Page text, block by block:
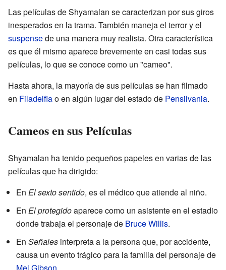
Las películas de Shyamalan se caracterizan por sus giros
inesperados en la trama. También maneja el terror y el
suspensede una manera muy realista. Otra característica
es que él mismo aparece brevemente en casi todas sus
películas, lo que se conoce como un "cameo".
Hasta ahora, la mayoría de sus películas se han filmado
en Filadelfiao en algún lugar del estado de Pensilvania.
Cameos en sus Películas
Shyamalan ha tenido pequeños papeles en varias de las
películas que ha dirigido:
En El sexto sentido, es el médico que atiende al niño.
En El protegidoaparece como un asistente en el estadio
donde trabaja el personaje de Bruce Willis.
En Señales interpreta a la persona que, por accidente,
causa un evento trágico para la familia del personaje de